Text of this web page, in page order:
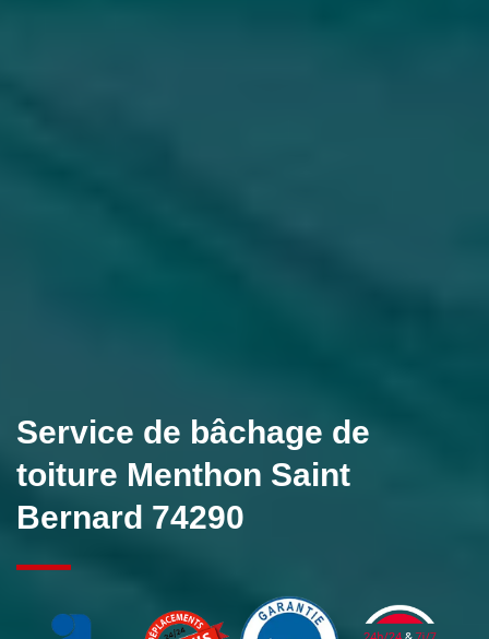
Service de bâchage de
toiture Menthon Saint
Bernard 74290